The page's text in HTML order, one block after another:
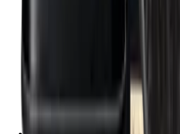
Paprika doux fumé BIO 50g